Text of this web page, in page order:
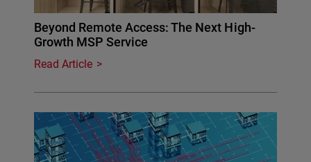
Beyond Remote Access: The Next High-
Growth MSP Service
Read Article